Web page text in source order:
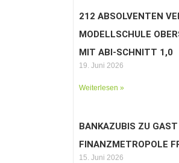
212 ABSOLVENTEN
MODELLSCHULE
MIT ABI-SCHNITT 1,0
19. Juni 2026
Weiterlesen »
BANKAZUBIS ZU
FINANZMETROPOLE
15. Juni 2026